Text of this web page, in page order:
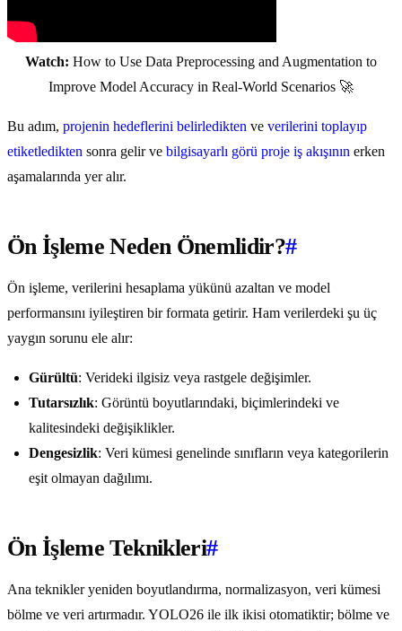
Watch: How to Use Data Preprocessing and Augmentation to
Improve Model Accuracy in Real-World Scenarios 🚀
Bu adım, projenin hedeflerini belirledikten ve verilerini toplayıp
etiketledikten sonra gelir ve bilgisayarlı görü proje iş akışının erken
aşamalarında yer alır.
Ön İşleme Neden Önemlidir?#
Ön işleme, verilerini hesaplama yükünü azaltan ve model
performansını iyileştiren bir formata getirir. Ham verilerdeki şu üç
yaygın sorunu ele alır:
Gürültü: Verideki ilgisiz veya rastgele değişimler.
Tutarsızlık: Görüntü boyutlarındaki, biçimlerindeki ve
kalitesindeki değişiklikler.
Dengesizlik: Veri kümesi genelinde sınıfların veya kategorilerin
eşit olmayan dağılımı.
Ön İşleme Teknikleri#
Ana teknikler yeniden boyutlandırma, normalizasyon, veri kümesi
bölme ve veri artırmadır. YOLO26 ile ilk ikisi otomatiktir; bölme ve